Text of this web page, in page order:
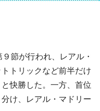
節が行われ、レアル・
トリックなど前半だけ
快勝した。一方、首位
け、レアル・マドリー